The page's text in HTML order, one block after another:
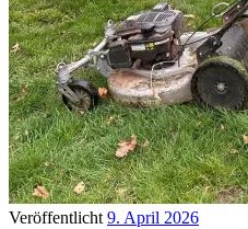
Veröffentlicht 9. April 2026